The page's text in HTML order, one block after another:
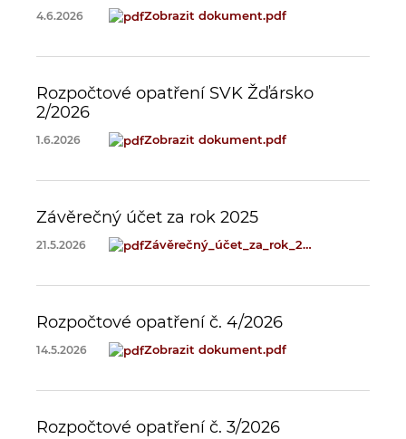
4.6.2026 Zobrazit dokument.pdf
Rozpočtové opatření SVK Žďársko
2/2026
1.6.2026 Zobrazit dokument.pdf
Závěrečný účet za rok 2025
21.5.2026 Závěrečný_účet_za_rok_2025.pdf
Rozpočtové opatření č. 4/2026
14.5.2026 Zobrazit dokument.pdf
Rozpočtové opatření č. 3/2026